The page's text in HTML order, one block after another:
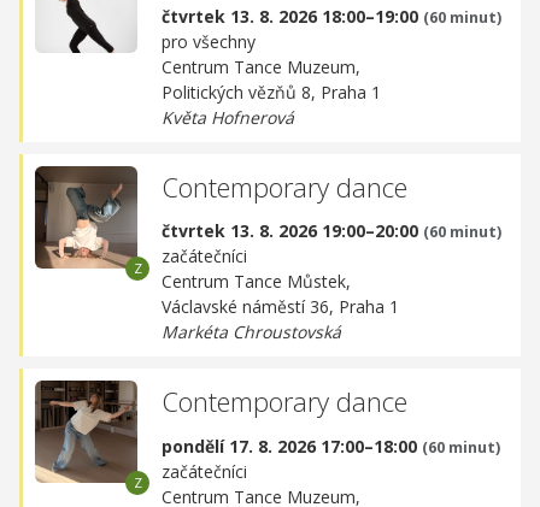
čtvrtek 13. 8. 2026 18:00–19:00 (60 minut)
pro všechny
Centrum Tance Muzeum,
Politických vězňů 8, Praha 1
Květa Hofnerová
Contemporary dance
čtvrtek 13. 8. 2026 19:00–20:00 (60 minut)
začátečníci
Centrum Tance Můstek,
Václavské náměstí 36, Praha 1
Markéta Chroustovská
Contemporary dance
pondělí 17. 8. 2026 17:00–18:00 (60 minut)
začátečníci
Centrum Tance Muzeum,